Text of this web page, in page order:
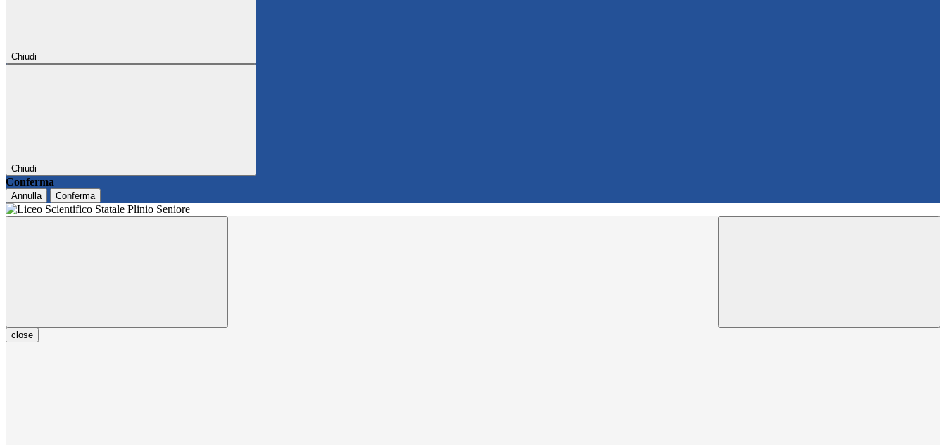
Chiudi
Chiudi
Conferma
Annulla Conferma
close